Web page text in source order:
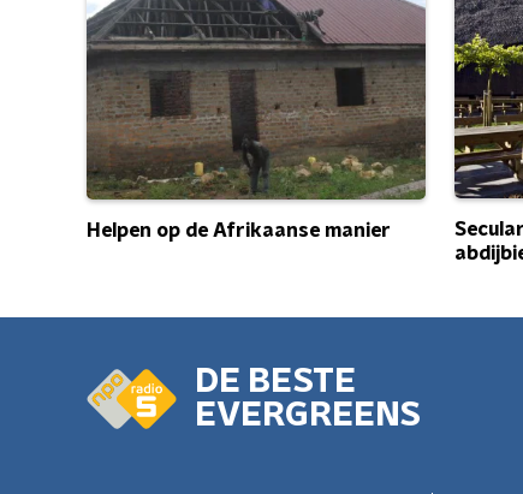
Helpen op de Afrikaanse manier
DE BESTE
EVERGREENS